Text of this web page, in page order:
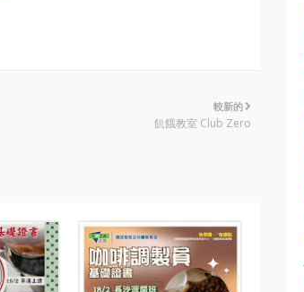
較新的
飢餓教室 Club Zero